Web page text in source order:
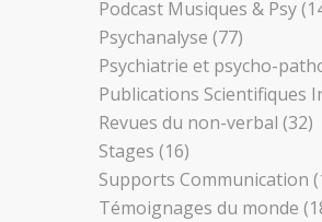
Podcast Musiques & Psy
Psychanalyse (77)
Psychiatrie et psycho-
Publications Scientifiques
Revues du non-verbal (32)
Stages (16)
Supports Communication
Témoignages du monde